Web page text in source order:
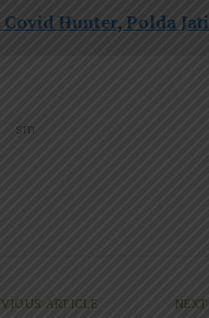
Hunter, Polda
sm
ARTICLE